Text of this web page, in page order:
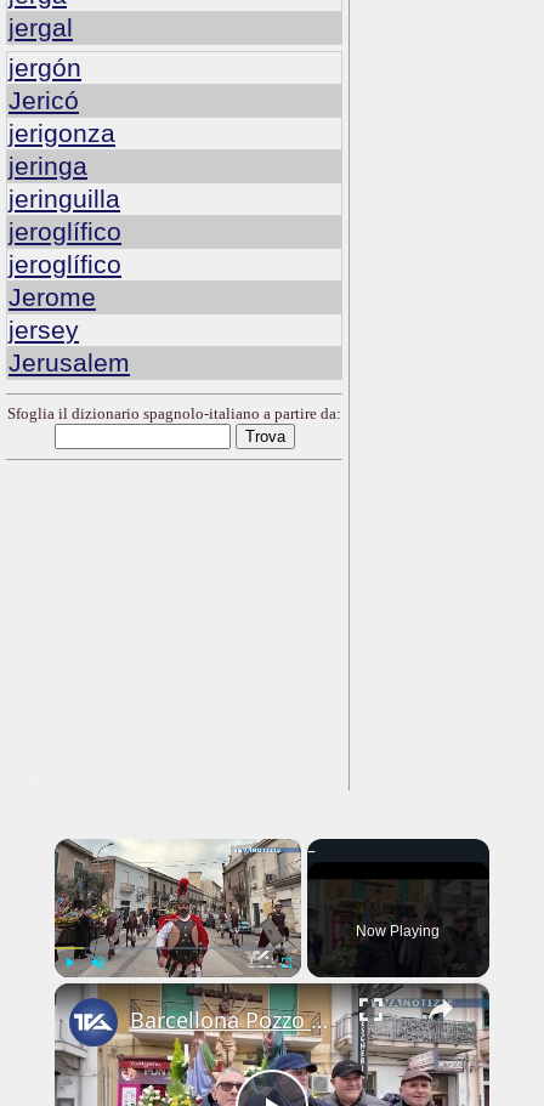
jergal
jergón
Jericó
jerigonza
jeringa
jeringuilla
jeroglífico
jeroglífico
Jerome
jersey
Jerusalem
Sfoglia il dizionario spagnolo-italiano a partire da:
×
Play Fullscreen
Now Playing
×
Barcellona Pozzo di Gotto. Niente Varette: una scelta tra fede e tutela